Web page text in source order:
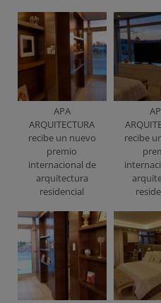
APA
ARQUITECTURA
recibe un nuevo
premio
internacional de
arquitectura
residencial
recibe